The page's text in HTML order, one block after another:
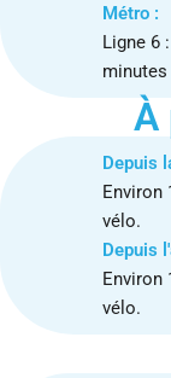
Métro :
Ligne 6
minutes
À
Depuis
Environ
vélo.
Depuis
Environ
vélo.